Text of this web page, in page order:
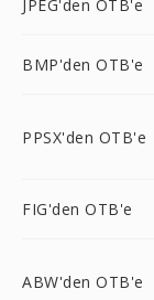
JPEG'den OTB'e
BMP'den OTB'e
PPSX'den OTB'e
FIG'den OTB'e
ABW'den OTB'e